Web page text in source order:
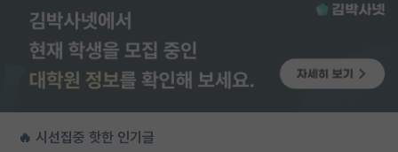
🔥 시선집중 핫한 인기글